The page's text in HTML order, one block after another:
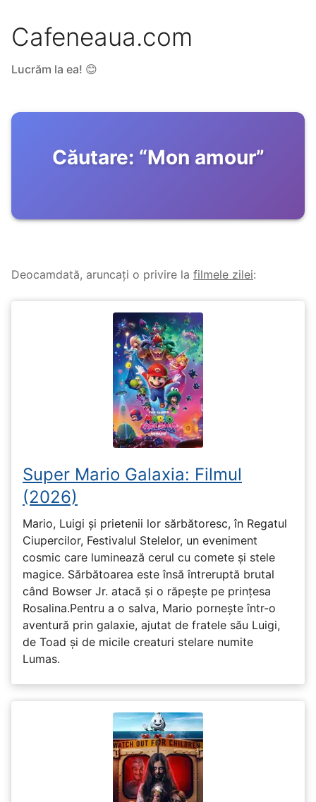
Cafeneaua.com
Lucrăm la ea! 😊
Căutare: “Mon amour”
Deocamdată, aruncați o privire la filmele zilei:
Super Mario Galaxia: Filmul
(2026)
Mario, Luigi și prietenii lor sărbătoresc, în Regatul
Ciupercilor, Festivalul Stelelor, un eveniment
cosmic care luminează cerul cu comete și stele
magice. Sărbătoarea este însă întreruptă brutal
când Bowser Jr. atacă și o răpește pe prinţesa
Rosalina.Pentru a o salva, Mario pornește într-o
aventură prin galaxie, ajutat de fratele său Luigi,
de Toad și de micile creaturi stelare numite
Lumas.